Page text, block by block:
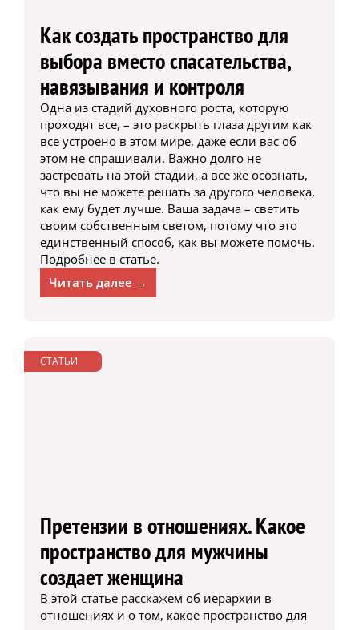
Как создать пространство для
выбора вместо спасательства,
навязывания и контроля
Одна из стадий духовного роста, которую
проходят все, – это раскрыть глаза другим как
все устроено в этом мире, даже если вас об
этом не спрашивали. Важно долго не
застревать на этой стадии, а все же осознать,
что вы не можете решать за другого человека,
как ему будет лучше. Ваша задача – светить
своим собственным светом, потому что это
единственный способ, как вы можете помочь.
Подробнее в статье.
Читать далее →
СТАТЬИ
Претензии в отношениях. Какое
пространство для мужчины
создает женщина
В этой статье расскажем об иерархии в
отношениях и о том, какое пространство для